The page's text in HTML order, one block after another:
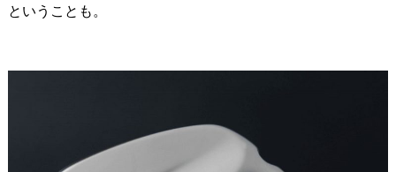
ということも。